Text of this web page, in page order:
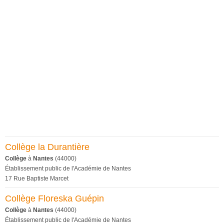
Collège la Durantière
Collège à Nantes (44000)
Établissement public de l'Académie de Nantes
17 Rue Baptiste Marcet
Collège Floreska Guépin
Collège à Nantes (44000)
Établissement public de l'Académie de Nantes